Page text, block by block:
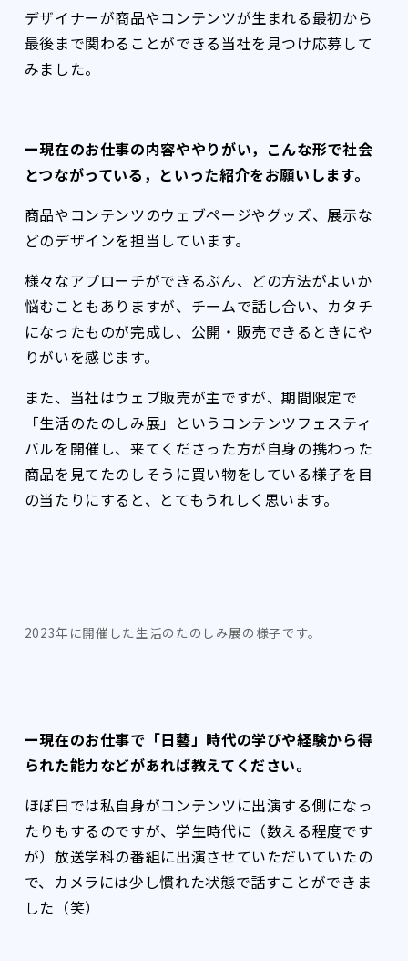
デザイナーが商品やコンテンツが生まれる最初から
最後まで関わることができる当社を見つけ応募して
みました。
ー現在のお仕事の内容ややりがい，こんな形で社会
とつながっている，といった紹介をお願いします。
商品やコンテンツのウェブページやグッズ、展示な
どのデザインを担当しています。
様々なアプローチができるぶん、どの方法がよいか
悩むこともありますが、チームで話し合い、カタチ
になったものが完成し、公開・販売できるときにや
りがいを感じます。
また、当社はウェブ販売が主ですが、期間限定で
「生活のたのしみ展」というコンテンツフェスティ
バルを開催し、来てくださった方が自身の携わった
商品を見てたのしそうに買い物をしている様子を目
の当たりにすると、とてもうれしく思います。
2023年に開催した生活のたのしみ展の様子です。
ー現在のお仕事で「日藝」時代の学びや経験から得
られた能力などがあれば教えてください。
ほぼ日では私自身がコンテンツに出演する側になっ
たりもするのですが、学生時代に（数える程度です
が）放送学科の番組に出演させていただいていたの
で、カメラには少し慣れた状態で話すことができま
した（笑）